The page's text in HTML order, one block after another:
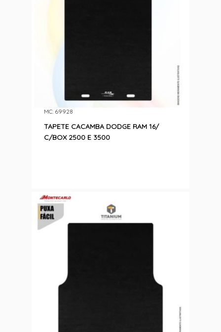
TAPETE CACAMBA DODGE RAM 16/
C/BOX 2500 E 3500
MC: 69928